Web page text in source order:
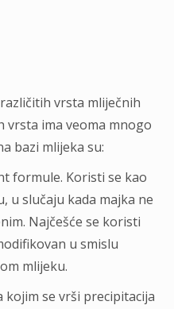
vrsta mliječnih
vrsta ima veoma mnogo
bazi mlijeka su:
formule. Koristi se kao
u slučaju kada majka ne
Najčešće se koristi
u smislu
mlijeku.
kojim se vrši precipitacija